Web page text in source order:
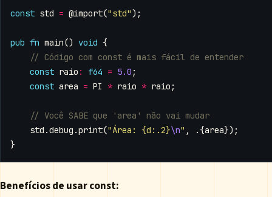
const std = @import("std");
pub fn main() void {
const raio : f64 = 5.0 ;
const area = PI * raio * raio ;
std .debug .print("Área: {d:.2}\n" , .{area});
}
Benefícios de usar const: